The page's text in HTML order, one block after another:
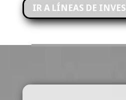
IR A LÍNEAS DE